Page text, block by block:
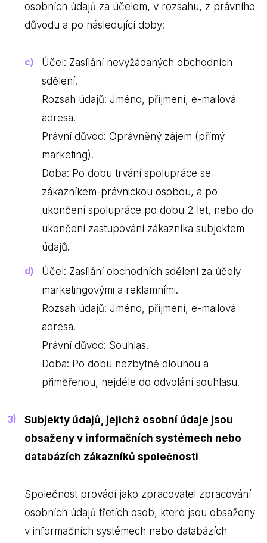
osobních údajů za účelem, v rozsahu, z právního
důvodu a po následující doby:
Účel: Zasílání nevyžádaných obchodních
sdělení.
Rozsah údajů: Jméno, příjmení, e-mailová
adresa.
Právní důvod: Oprávněný zájem (přímý
marketing).
Doba: Po dobu trvání spolupráce se
zákazníkem-právnickou osobou, a po
ukončení spolupráce po dobu 2 let, nebo do
ukončení zastupování zákazníka subjektem
údajů.
Účel: Zasílání obchodních sdělení za účely
marketingovými a reklamními.
Rozsah údajů: Jméno, příjmení, e-mailová
adresa.
Právní důvod: Souhlas.
Doba: Po dobu nezbytně dlouhou a
přiměřenou, nejdéle do odvolání souhlasu.
Subjekty údajů, jejichž osobní údaje jsou
obsaženy v informačních systémech nebo
databázích zákazníků společnosti
Společnost provádí jako zpracovatel zpracování
osobních údajů třetích osob, které jsou obsaženy
v informačních systémech nebo databázích